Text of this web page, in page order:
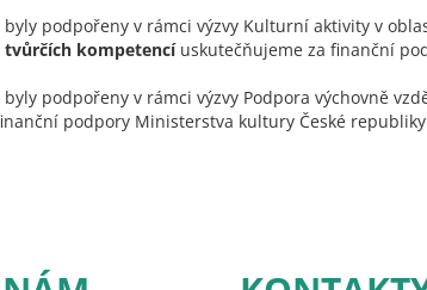
byly podpořeny v rámci výzvy Kulturní aktivity v
kompetencíuskutečňujeme za finanční
podpořeny v rámci výzvy Podpora výchovně
podpory Ministerstva kultury České